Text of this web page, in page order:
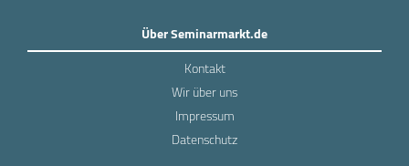
Über Seminarmarkt.de
Kontakt
Wir über uns
Impressum
Datenschutz